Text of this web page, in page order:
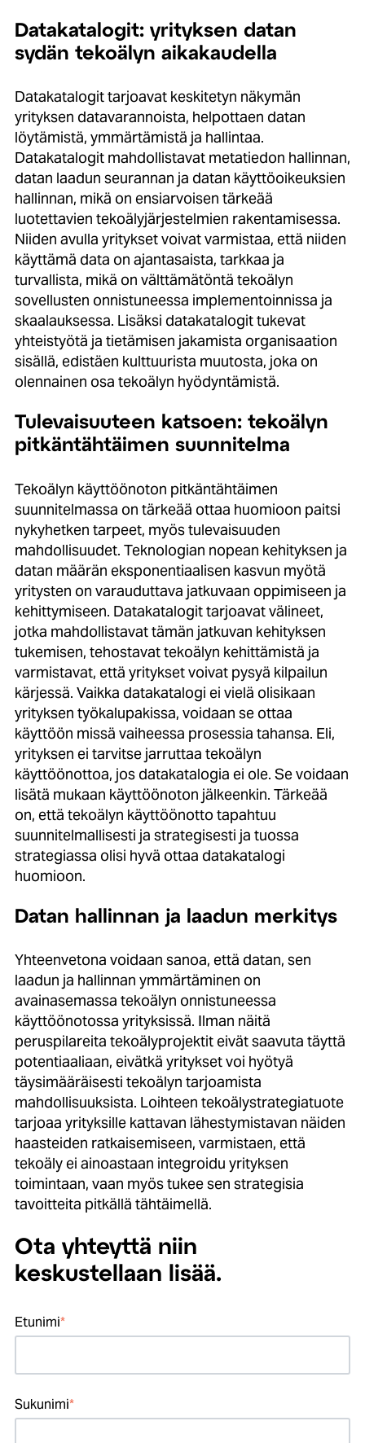
Datakatalogit: yrityksen datan
sydän tekoälyn aikakaudella
Datakatalogit tarjoavat keskitetyn näkymän
yrityksen datavarannoista, helpottaen datan
löytämistä, ymmärtämistä ja hallintaa.
Datakatalogit mahdollistavat metatiedon hallinnan,
datan laadun seurannan ja datan käyttöoikeuksien
hallinnan, mikä on ensiarvoisen tärkeää
luotettavien tekoälyjärjestelmien rakentamisessa.
Niiden avulla yritykset voivat varmistaa, että niiden
käyttämä data on ajantasaista, tarkkaa ja
turvallista, mikä on välttämätöntä tekoälyn
sovellusten onnistuneessa implementoinnissa ja
skaalauksessa. Lisäksi datakatalogit tukevat
yhteistyötä ja tietämisen jakamista organisaation
sisällä, edistäen kulttuurista muutosta, joka on
olennainen osa tekoälyn hyödyntämistä.
Tulevaisuuteen katsoen: tekoälyn
pitkäntähtäimen suunnitelma
Tekoälyn käyttöönoton pitkäntähtäimen
suunnitelmassa on tärkeää ottaa huomioon paitsi
nykyhetken tarpeet, myös tulevaisuuden
mahdollisuudet. Teknologian nopean kehityksen ja
datan määrän eksponentiaalisen kasvun myötä
yritysten on varauduttava jatkuvaan oppimiseen ja
kehittymiseen. Datakatalogit tarjoavat välineet,
jotka mahdollistavat tämän jatkuvan kehityksen
tukemisen, tehostavat tekoälyn kehittämistä ja
varmistavat, että yritykset voivat pysyä kilpailun
kärjessä. Vaikka datakatalogi ei vielä olisikaan
yrityksen työkalupakissa, voidaan se ottaa
käyttöön missä vaiheessa prosessia tahansa. Eli,
yrityksen ei tarvitse jarruttaa tekoälyn
käyttöönottoa, jos datakatalogia ei ole. Se voidaan
lisätä mukaan käyttöönoton jälkeenkin. Tärkeää
on, että tekoälyn käyttöönotto tapahtuu
suunnitelmallisesti ja strategisesti ja tuossa
strategiassa olisi hyvä ottaa datakatalogi
huomioon.
Datan hallinnan ja laadun merkitys
Yhteenvetona voidaan sanoa, että datan, sen
laadun ja hallinnan ymmärtäminen on
avainasemassa tekoälyn onnistuneessa
käyttöönotossa yrityksissä. Ilman näitä
peruspilareita tekoälyprojektit eivät saavuta täyttä
potentiaaliaan, eivätkä yritykset voi hyötyä
täysimääräisesti tekoälyn tarjoamista
mahdollisuuksista. Loihteen tekoälystrategiatuote
tarjoaa yrityksille kattavan lähestymistavan näiden
haasteiden ratkaisemiseen, varmistaen, että
tekoäly ei ainoastaan integroidu yrityksen
toimintaan, vaan myös tukee sen strategisia
tavoitteita pitkällä tähtäimellä.
Ota yhteyttä niin
keskustellaan lisää.
Etunimi*
Sukunimi*